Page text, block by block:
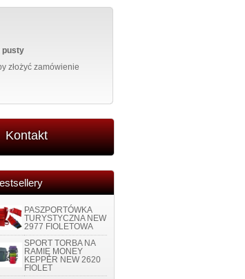
pusty
złożyć zamówienie
Kontakt
PASZPORTÓWKA
TURYSTYCZNA NEW
2977 FIOLETOWA
SPORT TORBA NA
RAMIĘ MONEY
KEPPER NEW 2620
FIOLET